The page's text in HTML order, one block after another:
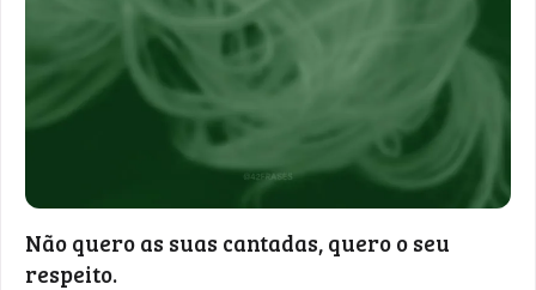
Não quero as suas cantadas, quero o seu
respeito.